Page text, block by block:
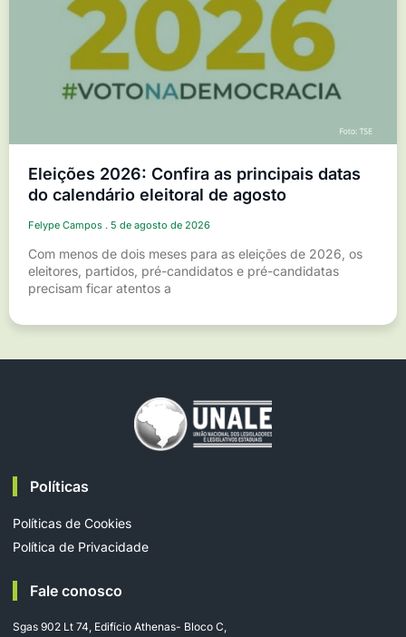
Eleições 2026: Confira as principais datas
do calendário eleitoral de agosto
Felype Campos 5 de agosto de 2026
Com menos de dois meses para as eleições de 2026, os
eleitores, partidos, pré-candidatos e pré-candidatas
precisam ficar atentos a
Políticas
Políticas de Cookies
Política de Privacidade
Fale conosco
Sgas 902 Lt 74, Edifício Athenas- Bloco C,